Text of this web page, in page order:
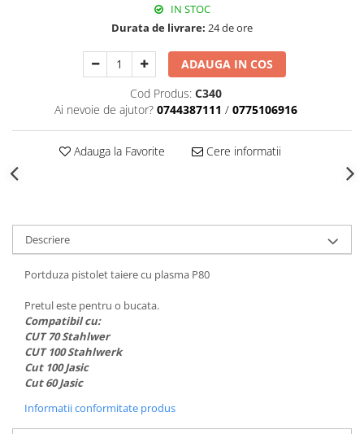
Discuri hibrid de slefuire polizare
Discuri lamelare
Dulapuri scule, carucioare de scule
Echipamente de protectie
Lichide, sprayuri sudura
Pachete aparate sudura
Sarma sudura, baghete TIG,
Baghete sudura WIG (TIG)
Electrozi sudura
Unitati de extragere a fumului
IN STOC
Durata de livrare: 24 de ore
ADAUGA IN COS
Cod Produs: C340
Ai nevoie de ajutor? 0744387111 / 0775106916
Adauga la Favorite Cere informatii
Descriere
Portduza pistolet taiere cu plasma P80
Pretul este pentru o bucata.
Compatibil cu:
CUT 70 Stahlwer
CUT 100 Stahlwerk
Cut 100 Jasic
Cut 60 Jasic
Informatii conformitate produs